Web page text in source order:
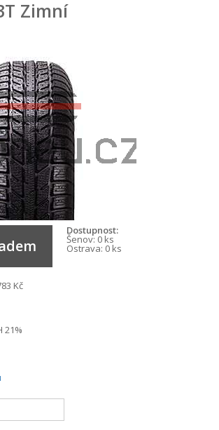
Zimní
Dostupnost:
Šenov: 0 ks
Ostrava: 0 ks
Kč
21%